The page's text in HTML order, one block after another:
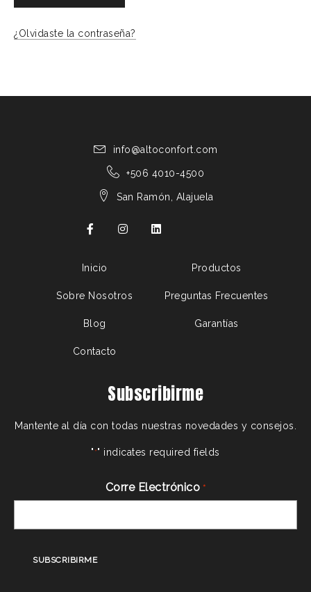
¿Olvidaste la contraseña?
info@altoconfort.com
+506 4010-4500
San Ramón, Alajuela
Inicio Productos
Sobre Nosotros Preguntas Frecuentes
Blog Garantías
Contacto
Subscribirme
Mantente al día con todas nuestras novedades y consejos.
" *" indicates required fields
Corre Electrónico *